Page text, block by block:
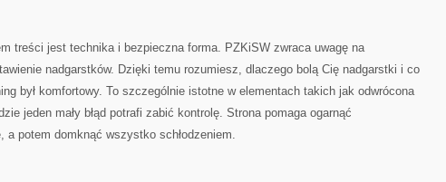
treści jest technika i bezpieczna forma. PZKiSW zwraca uwagę na
nadgarstków. Dzięki temu rozumiesz, dlaczego bolą Cię nadgarstki i co
był komfortowy. To szczególnie istotne w elementach takich jak odwrócona
jeden mały błąd potrafi zabić kontrolę. Strona pomaga ogarnąć
a potem domknąć wszystko schłodzeniem.